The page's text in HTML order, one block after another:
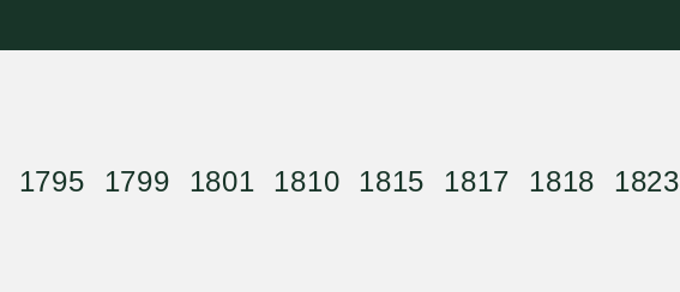
1795 1799 1801 1810 1815 1817 1818 1823